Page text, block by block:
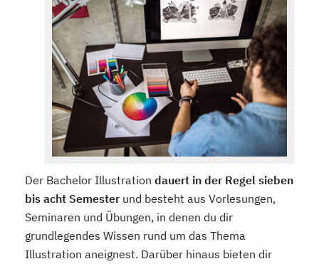
Der Bachelor Illustration dauert in der Regel sieben
bis acht Semester und besteht aus Vorlesungen,
Seminaren und Übungen, in denen du dir
grundlegendes Wissen rund um das Thema
Illustration aneignest. Darüber hinaus bieten dir